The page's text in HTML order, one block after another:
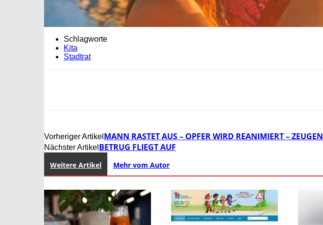
Schlagworte
Kita
Stadtrat
Vorheriger Artikel MANN RASTET AUS – OPFER WIRD REANIMIERT –
Nächster Artikel BETRUG FLIEGT AUF
Weitere Artikel Mehr vom Autor